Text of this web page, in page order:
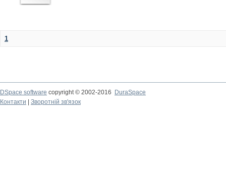
1
DSpace software copyright © 2002-2016
DuraSpace
Контакти
Зворотній зв'язок